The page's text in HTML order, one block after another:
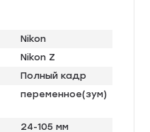
Nikon
Nikon Z
Полный кадр
переменное(зум)
24-105 мм